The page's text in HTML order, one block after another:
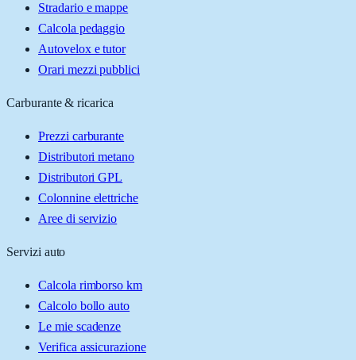
Stradario e mappe
Calcola pedaggio
Autovelox e tutor
Orari mezzi pubblici
Carburante & ricarica
Prezzi carburante
Distributori metano
Distributori GPL
Colonnine elettriche
Aree di servizio
Servizi auto
Calcola rimborso km
Calcolo bollo auto
Le mie scadenze
Verifica assicurazione